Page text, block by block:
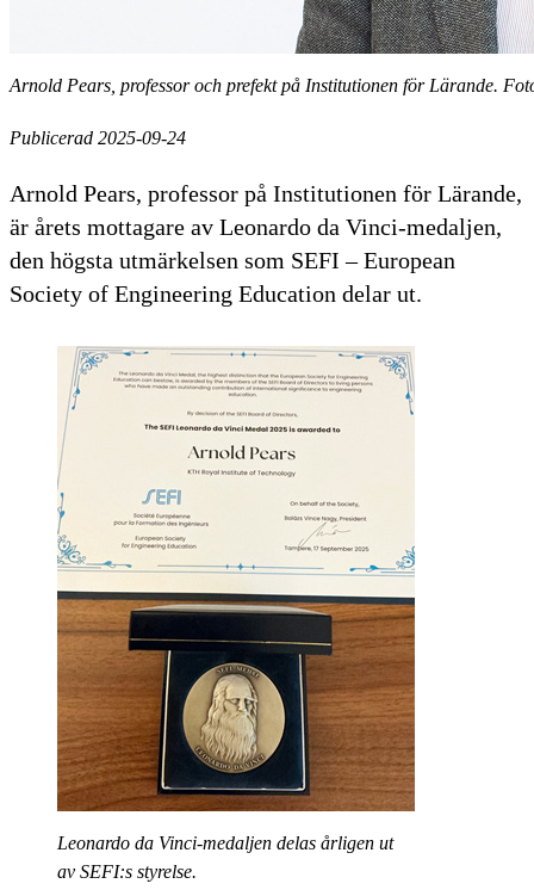
Arnold Pears, professor och prefekt på Institutionen för Lärande.
Publicerad 2025-09-24
Arnold Pears, professor på Institutionen för Lärande,
är årets mottagare av Leonardo da Vinci-medaljen,
den högsta utmärkelsen som SEFI – European
Society of Engineering Education delar ut.
Leonardo da Vinci-medaljen delas årligen ut
av SEFI:s styrelse.